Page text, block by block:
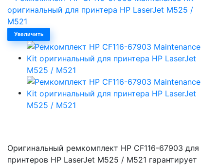
Увеличить
Оригинальный ремкомплект HP CF116-67903 для
принтеров HP LaserJet M525 / M521 гарантирует